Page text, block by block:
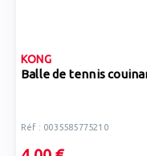
KONG
Balle de tennis
Réf : 0035585775210